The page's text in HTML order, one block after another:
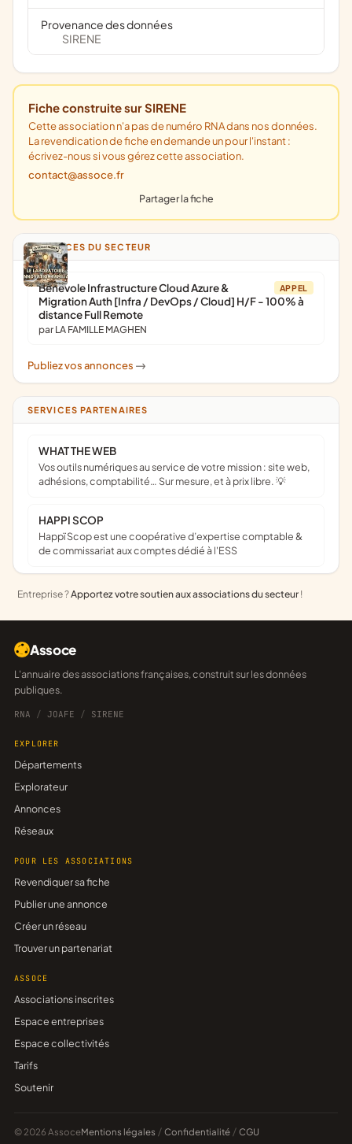
Provenance des données
SIRENE
Fiche construite sur SIRENE
Cette association n'a pas de numéro RNA dans nos données.
La revendication de fiche en demande un pour l'instant :
écrivez-nous si vous gérez cette association.
contact@assoce.fr
Partager la fiche
ANNONCES DU SECTEUR
APPEL
Bénévole Infrastructure Cloud Azure &
Migration Auth [Infra / DevOps / Cloud] H/F - 100% à
distance Full Remote
par LA FAMILLE MAGHEN
Publiez vos annonces ->
SERVICES PARTENAIRES
WHAT THE WEB
Vos outils numériques au service de votre mission : site web,
adhésions, comptabilité… Sur mesure, et à prix libre. 💡
HAPPI SCOP
Happï Scop est une coopérative d’expertise comptable &
de commissariat aux comptes dédié à l'ESS
Entreprise ?Apportez votre soutien aux associations du secteur !
Assoce
L'annuaire des associations françaises, construit sur les données
publiques.
RNA / JOAFE / SIRENE
EXPLORER
Départements
Explorateur
Annonces
Réseaux
POUR LES ASSOCIATIONS
Revendiquer sa fiche
Publier une annonce
Créer un réseau
Trouver un partenariat
ASSOCE
Associations inscrites
Espace entreprises
Espace collectivités
Tarifs
Soutenir
© 2026 AssoceMentions légales / Confidentialité / CGU